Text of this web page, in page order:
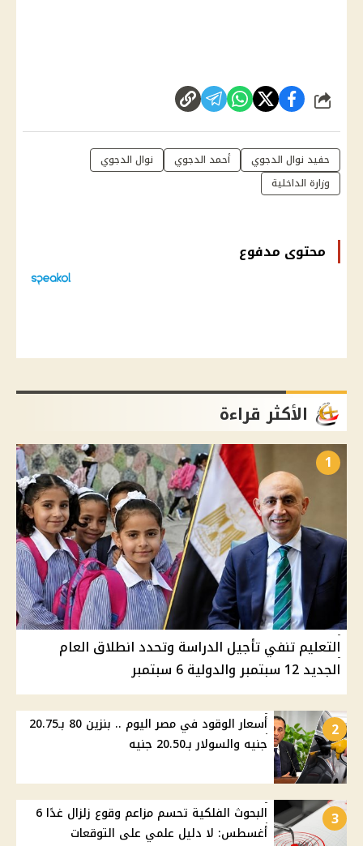
شارك
حفيد نوال الدجوي أحمد الدجوي
نوال الدجوي
وزارة الداخلية
محتوى مدفوع
الأكثر قراءة
1
التعليم تنفي تأجيل الدراسة وتحدد انطلاق العام
الجديد 12 سبتمبر والدولية 6 سبتمبر
2
أسعار الوقود في مصر اليوم .. بنزين 80 بـ20.75
جنيه والسولار بـ20.50 جنيه
3
البحوث الفلكية تحسم مزاعم وقوع زلزال غدًا 6
أغسطس: لا دليل علمي على التوقعات